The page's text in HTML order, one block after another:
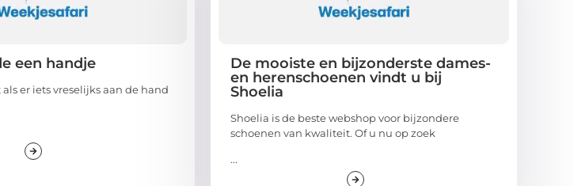
een handje
als er iets vreselijks aan de hand
De mooiste en bijzonderste dames-
en herenschoenen vindt u bij
Shoelia
Shoelia is de beste webshop voor bijzondere
schoenen van kwaliteit. Of u nu op zoek
...